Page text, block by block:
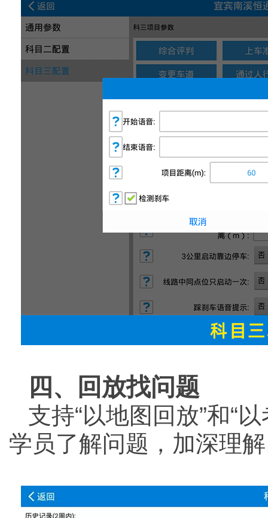
四、回放找问题
支持“以地图回放”和“
学员了解问题，加深理